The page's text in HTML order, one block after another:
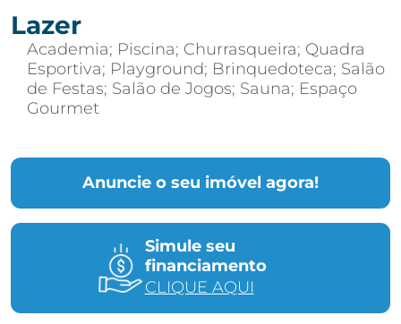
Anuncie o seu imóvel agora!
Simule seu
financiamento
CLIQUE AQUI
Lazer
Academia; Piscina; Churrasqueira; Quadra
Esportiva; Playground; Brinquedoteca; Salão
de Festas; Salão de Jogos; Sauna; Espaço
Gourmet